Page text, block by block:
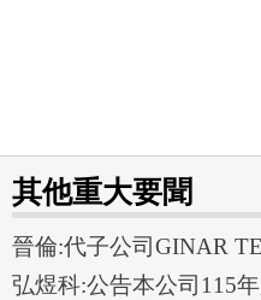
其他重大要聞
晉倫:代子公司GINAR
弘煜科:公告本公司115